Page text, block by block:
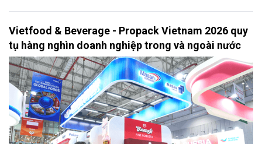
Vietfood & Beverage - Propack Vietnam 2026 quy
tụ hàng nghìn doanh nghiệp trong và ngoài nước